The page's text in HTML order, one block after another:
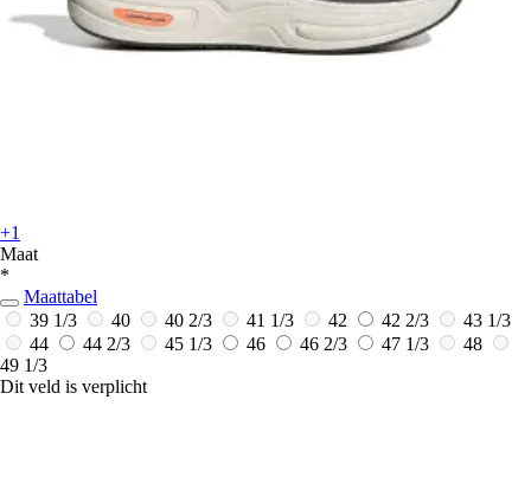
+1
Maat
*
Maattabel
39 1/3
40 40 2/3 41 1/3 42 42 2/3
43 1/3
44
44 2/3 45 1/3 46 46 2/3 47 1/3
48
49 1/3
Dit veld is verplicht